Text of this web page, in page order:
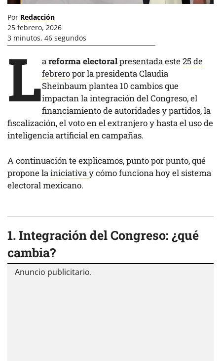
Por Redacción
25 febrero, 2026
3 minutos, 46 segundos
Lareforma electoralpresentada este25 de
febreropor la presidenta Claudia
Sheinbaum plantea 10 cambios que
impactan la integración del Congreso, el
financiamiento de autoridades y partidos, la
fiscalización, el voto en el extranjero y hasta el uso de
inteligencia artificial en campañas.
A continuación te explicamos, punto por punto, qué
propone lainiciativay cómo funciona hoy el sistema
electoral mexicano.
1. Integración del Congreso: ¿qué
cambia?